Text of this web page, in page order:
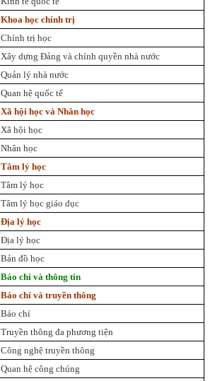
Khoa học chính trị
Chính trị học
Xây dựng Đảng và chính quyền nhà nước
Quản lý nhà nước
Quan hệ quốc tế
Xã hội học và Nhân học
Xã hội học
Nhân học
Tâm lý học
Tâm lý học
Tâm lý học giáo dục
Địa lý học
Địa lý học
Bản đồ học
Báo chí và thông tin
Báo chí và truyền thông
Báo chí
Truyền thông đa phương tiện
Công nghệ truyền thông
Quan hệ công chúng